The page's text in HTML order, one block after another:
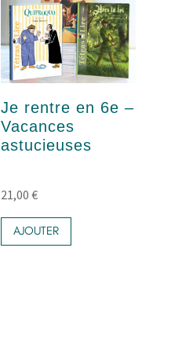
Je rentre en 6e –
Vacances
astucieuses
21,00€
AJOUTER